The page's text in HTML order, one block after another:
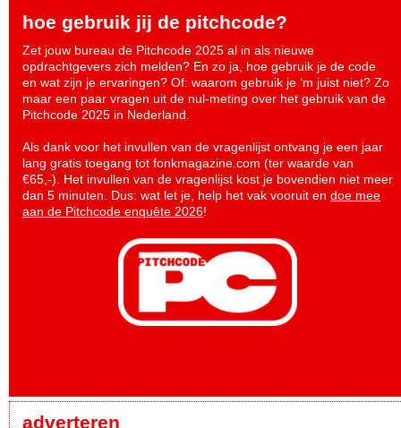
hoe gebruik jij de pitchcode?
Zet jouw bureau de Pitchcode 2025 al in als nieuwe
opdrachtgevers zich melden? En zo ja, hoe gebruik je de code
en wat zijn je ervaringen? Of: waarom gebruik je ‘m juist niet? Zo
maar een paar vragen uit de nul-meting over het gebruik van de
Pitchcode 2025 in Nederland.
Als dank voor het invullen van de vragenlijst ontvang je een jaar
lang gratis toegang tot fonkmagazine.com (ter waarde van
€65,-). Het invullen van de vragenlijst kost je bovendien niet meer
dan 5 minuten. Dus: wat let je, help het vak vooruit en doe mee
aan de Pitchcode enquête 2026!
adverteren